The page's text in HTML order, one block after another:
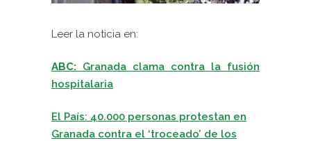
Leer la noticia en:
ABC: Granada clama contra la fusión
hospitalaria
El País: 40.000 personas protestan en
Granada contra el ‘troceado’ de los